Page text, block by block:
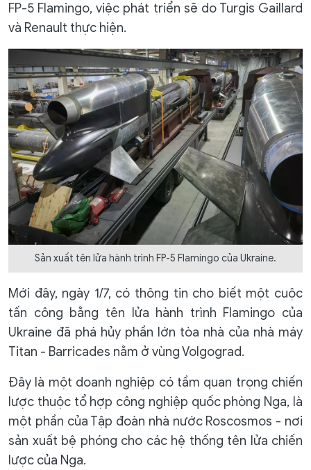
FP-5 Flamingo, việc phát triển sẽ do Turgis Gaillard
và Renault thực hiện.
Sản xuất tên lửa hành trình FP-5 Flamingo của Ukraine.
Mới đây, ngày 1/7, có thông tin cho biết một cuộc
tấn công bằng tên lửa hành trình Flamingo của
Ukraine đã phá hủy phần lớn tòa nhà của nhà máy
Titan - Barricades nằm ở vùng Volgograd.
Đây là một doanh nghiệp có tầm quan trọng chiến
lược thuộc tổ hợp công nghiệp quốc phòng Nga, là
một phần của Tập đoàn nhà nước Roscosmos - nơi
sản xuất bệ phóng cho các hệ thống tên lửa chiến
lược của Nga.